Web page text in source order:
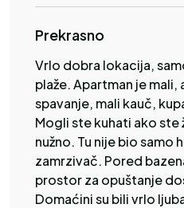
Prekrasno
Vrlo dobra lokacija,
plaže. Apartman je
spavanje, mali kauč,
Mogli ste kuhati ako
nužno. Tu nije bio samo
zamrzivač. Pored
prostor za opuštanje
Domaćini su bili vrlo